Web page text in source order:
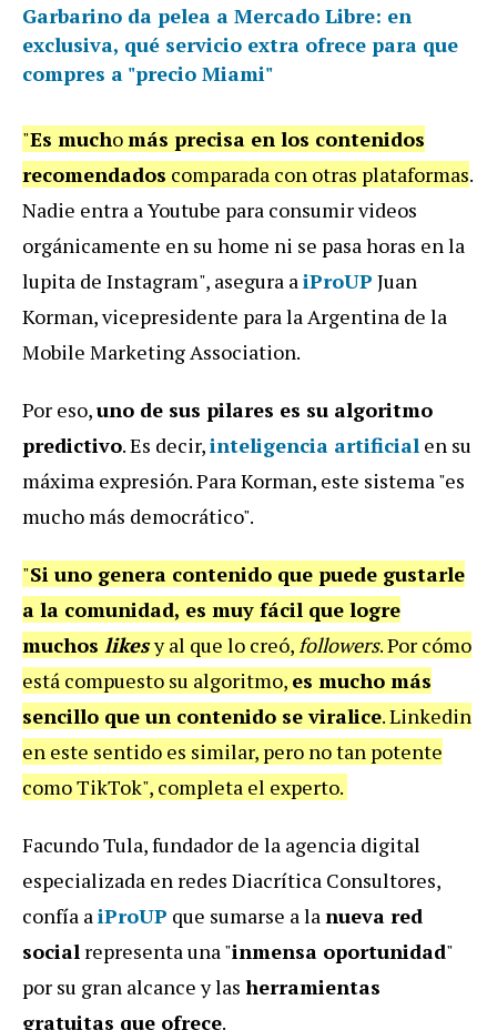
Garbarino da pelea a Mercado Libre: en
exclusiva, qué servicio extra ofrece para que
compres a "precio Miami"
"Es muchomás precisa en los contenidos
recomendados comparada con otras plataformas.
Nadie entra a Youtube para consumir videos
orgánicamente en su home ni se pasa horas en la
lupita de Instagram", asegura aiProUP Juan
Korman, vicepresidente para la Argentina de la
Mobile Marketing Association.
Por eso,uno de sus pilares es su algoritmo
predictivo. Es decir,inteligencia artificial en su
máxima expresión. Para Korman, este sistema "es
mucho más democrático".
"Si uno genera contenido que puede gustarle
a la comunidad, es muy fácil que logre
muchos likes y al que lo creó,followers. Por cómo
está compuesto su algoritmo, es mucho más
sencillo que un contenido se viralice. Linkedin
en este sentido es similar, pero no tan potente
como TikTok", completa el experto.
Facundo Tula, fundador de la agencia digital
especializada en redes Diacrítica Consultores,
confía aiProUP que sumarse a lanueva red
social representa una "inmensa oportunidad"
por su gran alcance y las herramientas
gratuitas que ofrece.